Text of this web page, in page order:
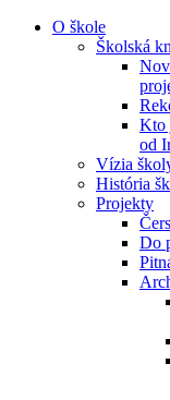
O škole
Školská
Kto
od
Vízia
História
Projekty
Do